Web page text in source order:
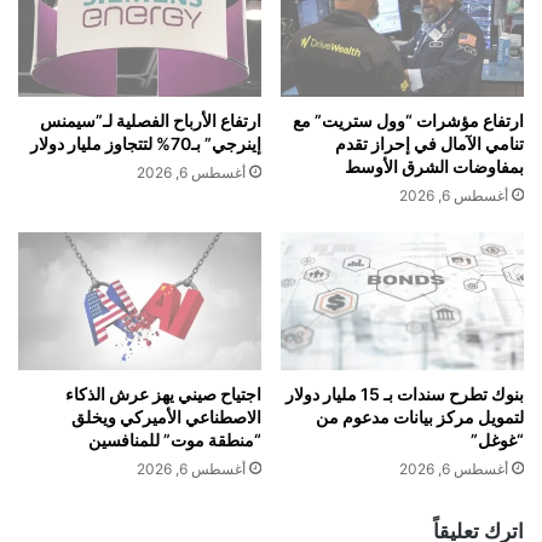
ل
ش
ر
ك
ة
ت
ف
ن
ي
ة
ل
ش
ر
ك
ة
ي
ق
د
م
ج
ا
ز
ف
ض
ف
ن
ا
ن
م
ط
ب
ارتفاع مؤشرات “وول ستريت” مع
تنامي الآمال في إحراز تقدم
بمفاوضات الشرق الأوسط
أغسطس 6, 2026
ارتفاع الأرباح الفصلية لـ”سيمنس
إينرجي” بـ70% لتتجاوز مليار دولار
أغسطس 6, 2026
بنوك تطرح سندات بـ 15 مليار دولار
لتمويل مركز بيانات مدعوم من
“غوغل”
أغسطس 6, 2026
اجتياح صيني يهز عرش الذكاء
الاصطناعي الأميركي ويخلق
“منطقة موت” للمنافسين
أغسطس 6, 2026
اترك تعليقاً